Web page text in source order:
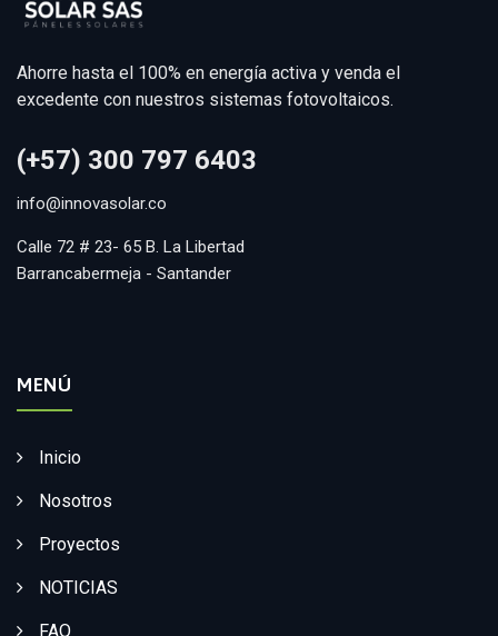
Ahorre hasta el 100% en energía activa y venda el
excedente con nuestros sistemas fotovoltaicos.
(+57) 300 797 6403
info@innovasolar.co
Calle 72 # 23- 65 B. La Libertad
Barrancabermeja - Santander
MENÚ
Inicio
Nosotros
Proyectos
NOTICIAS
FAQ